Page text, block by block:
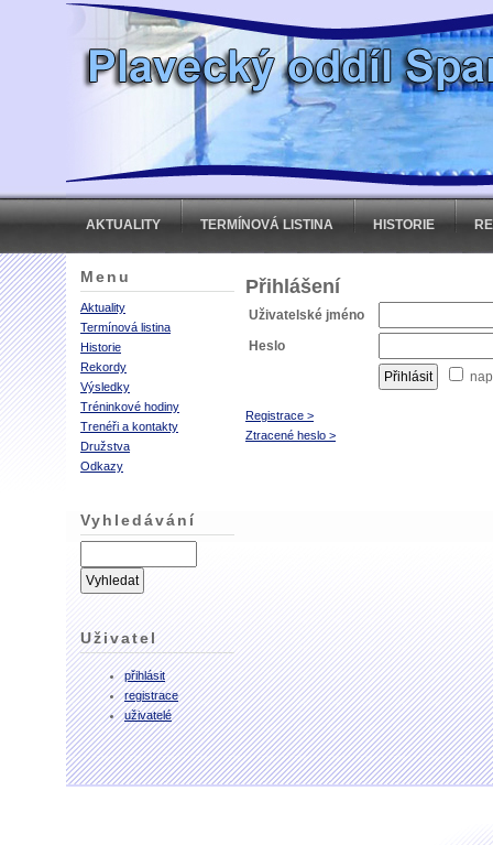
AKTUALITY TERMÍNOVÁ LISTINA HISTORIE
Menu
Aktuality
Termínová listina
Historie
Rekordy
Výsledky
Tréninkové hodiny
Trenéři a kontakty
Družstva
Odkazy
Vyhledávání
Uživatel
přihlásit
registrace
uživatelé
Přihlášení
Uživatelské jméno
Heslo
Registrace >
Ztracené heslo >